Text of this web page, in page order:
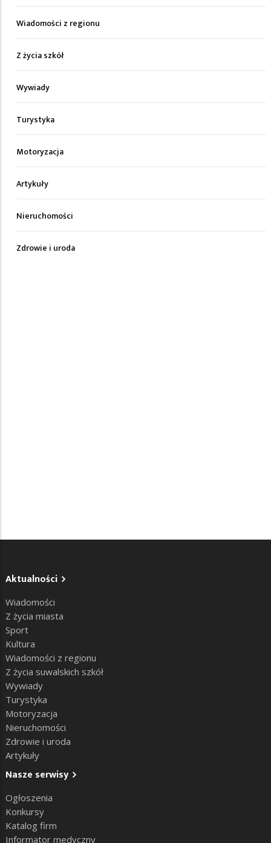
Wiadomości z regionu
Z życia szkół
Wywiady
Turystyka
Motoryzacja
Artykuły
Nieruchomości
Zdrowie i uroda
Aktualności
Wiadomości
Z życia miasta
Sport
Kultura
Wiadomości z regionu
Z życia suwalskich szkół
Wywiady
Turystyka
Motoryzacja
Nieruchomości
Zdrowie i uroda
Artykuły
Nasze serwisy
Ogłoszenia
Konkursy
Katalog firm
Informator medyczny